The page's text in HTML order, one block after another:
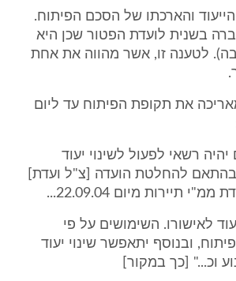
הייעוד והארכתו של הסכם הפיתוח.
בשנית לועדת הפטור שכן היא
(סעיף 37 לכתב התשובה). לטענה זו, אשר מהווה את אחת
שמאריכה את תקופת הפיתוח עד ליום
רשאי לפעול לשינוי יעוד
להחלטת הועדה [צ"ל ועדת]
לאישורו. השימושים על פי
ובנוסף יתאפשר שינוי יעוד
וכ..." [כך במקור]